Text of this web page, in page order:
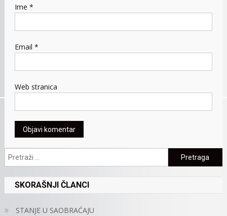
Ime *
Email *
Web stranica
Pretraga:
SKORAŠNJI ČLANCI
STANJE U SAOBRAĆAJU